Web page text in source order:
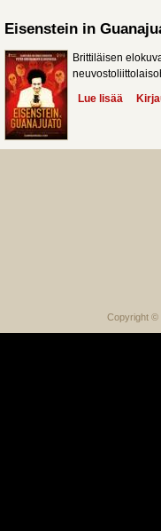
Eisenstein in
Brittiläisen
Lue lisää about
Copyright ©